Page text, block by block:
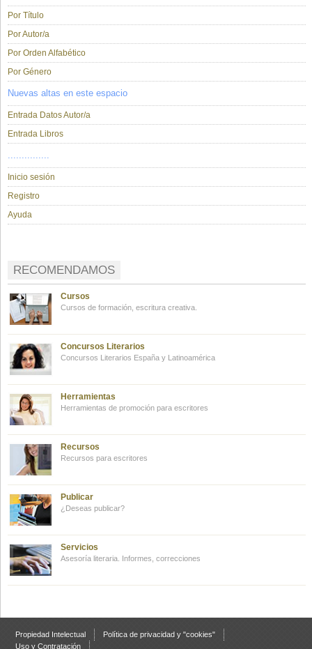
Por Título
Por Autor/a
Por Orden Alfabético
Por Género
Nuevas altas en este espacio
Entrada Datos Autor/a
Entrada Libros
...............
Inicio sesión
Registro
Ayuda
RECOMENDAMOS
Cursos
Cursos de formación, escritura creativa.
Concursos Literarios
Concursos Literarios España y Latinoamérica
Herramientas
Herramientas de promoción para escritores
Recursos
Recursos para escritores
Publicar
¿Deseas publicar?
Servicios
Asesoría literaria. Informes, correcciones
Propiedad Intelectual
Política de privacidad y "cookies"
Uso y Contratación